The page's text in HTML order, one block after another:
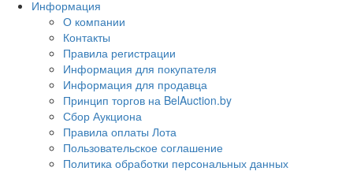
Информация
О компании
Контакты
Правила регистрации
Информация для покупателя
Информация для продавца
Принцип торгов на BelAuction.by
Сбор Аукциона
Правила оплаты Лота
Пользовательское соглашение
Политика обработки персональных данных